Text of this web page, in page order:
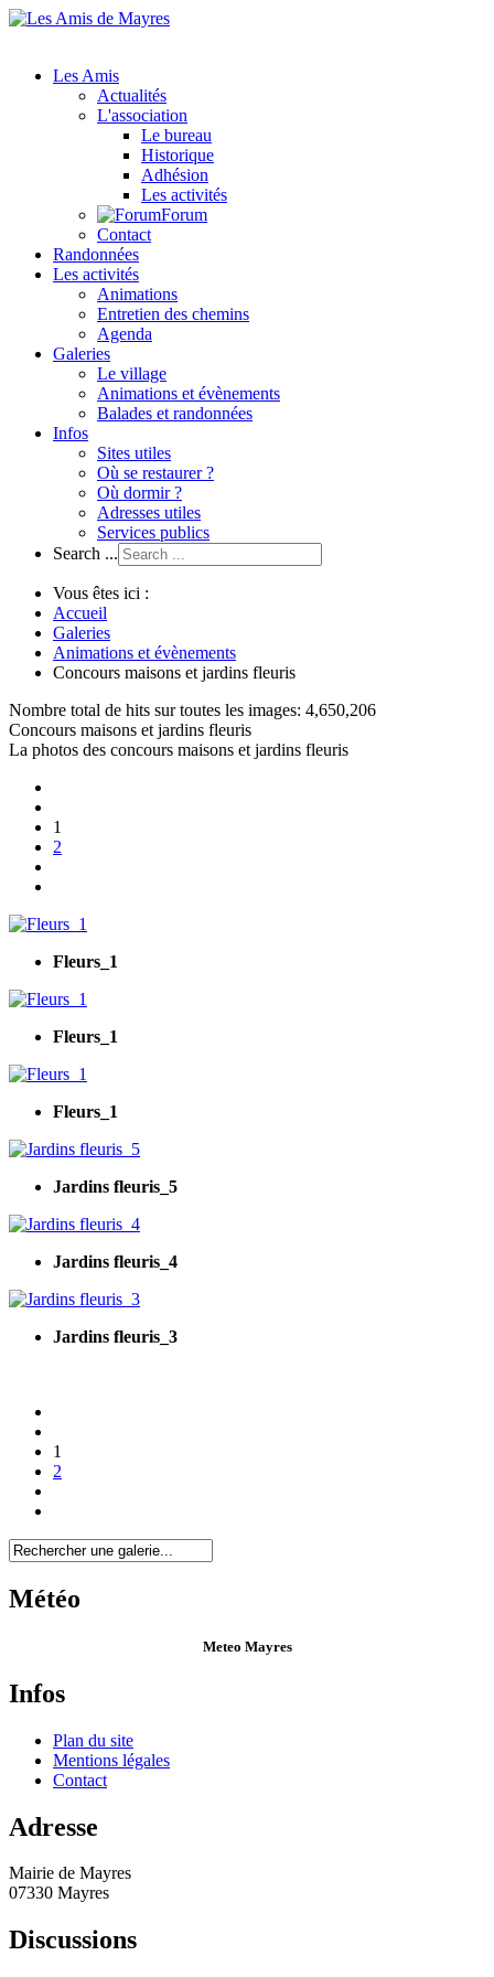
Les Amis
Actualités
L'association
Le bureau
Historique
Adhésion
Les activités
Forum
Contact
Randonnées
Les activités
Animations
Entretien des chemins
Agenda
Galeries
Le village
Animations et évènements
Balades et randonnées
Infos
Sites utiles
Où se restaurer ?
Où dormir ?
Adresses utiles
Services publics
Search ...
Vous êtes ici :
Accueil
Galeries
Animations et évènements
Concours maisons et jardins fleuris
Nombre total de hits sur toutes les images: 4,650,206
Concours maisons et jardins fleuris
La photos des concours maisons et jardins fleuris
1
2
Fleurs_1
Fleurs_1
Fleurs_1
Jardins fleuris_5
Jardins fleuris_4
Jardins fleuris_3
1
2
Météo
Meteo Mayres
Infos
Plan du site
Mentions légales
Contact
Adresse
Mairie de Mayres
07330 Mayres
Discussions